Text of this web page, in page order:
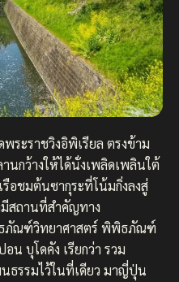
ระราชวิงอิพิเรียล ตรงข้าม
นกว้างให้ได้นั่งเพลิดเพลินใต้
รือชมต้นซากุระที่โน้มกิ่งลงสู่
สถานที่สำคัญทาง
ธภัณฑ์วิทยาศาสตร์ พิพิธภัณฑ์
บุโดคัง เรียกว่า รวม
ธรรมไว้ในที่เดียว มาญี่ปุ่น